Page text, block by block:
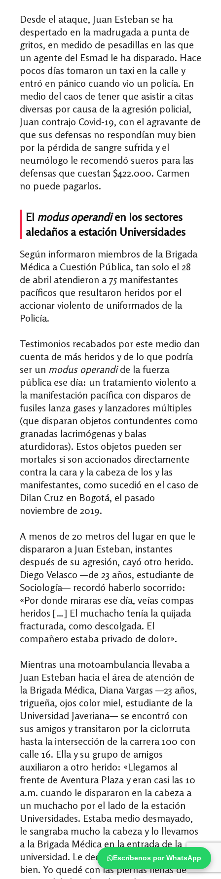
Escríbenos por WhatsApp
Desde el ataque, Juan Esteban se ha
despertado en la madrugada a punta de
gritos, en medido de pesadillas en las que
un agente del Esmad le ha disparado. Hace
pocos días tomaron un taxi en la calle y
entró en pánico cuando vio un policía. En
medio del caos de tener que asistir a citas
diversas por causa de la agresión policial,
Juan contrajo Covid-19, con el agravante de
que sus defensas no respondían muy bien
por la pérdida de sangre sufrida y el
neumólogo le recomendó sueros para las
defensas que cuestan $422.000. Carmen
no puede pagarlos.
El modus operandien los sectores
aledaños a estación Universidades
Según informaron miembros de la Brigada
Médica a Cuestión Pública, tan solo el 28
de abril atendieron a 75 manifestantes
pacíficos que resultaron heridos por el
accionar violento de uniformados de la
Policía.
Testimonios recabados por este medio dan
cuenta de más heridos y de lo que podría
ser un modus operandide la fuerza
pública ese día: un tratamiento violento a
la manifestación pacífica con disparos de
fusiles lanza gases y lanzadores múltiples
(que disparan objetos contundentes como
granadas lacrimógenas y balas
aturdidoras). Estos objetos pueden ser
mortales si son accionados directamente
contra la cara y la cabeza de los y las
manifestantes, como sucedió en el caso de
Dilan Cruz en Bogotá, el pasado
noviembre de 2019.
A menos de 20 metros del lugar en que le
dispararon a Juan Esteban, instantes
después de su agresión, cayó otro herido.
Diego Velasco —de 23 años, estudiante de
Sociología— recordó haberlo socorrido:
«Por donde miraras ese día, veías compas
heridos […] El muchacho tenía la quijada
fracturada, como descolgada. El
compañero estaba privado de dolor».
Mientras una motoambulancia llevaba a
Juan Esteban hacia el área de atención de
la Brigada Médica, Diana Vargas —23 años,
trigueña, ojos color miel, estudiante de la
Universidad Javeriana— se encontró con
sus amigos y transitaron por la ciclorruta
hasta la intersección de la carrera 100 con
calle 16. Ella y su grupo de amigos
auxiliaron a otro herido: «Llegamos al
frente de Aventura Plaza y eran casi las 10
a.m. cuando le dispararon en la cabeza a
un muchacho por el lado de la estación
Universidades. Estaba medio desmayado,
le sangraba mucho la cabeza y lo llevamos
a la Brigada Médica en la entrada de la
universidad. Le decíamos que iba a estar
bien. Yo quedé con las piernas llenas de